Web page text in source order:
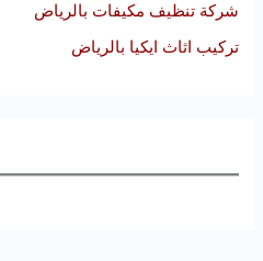
شركة تنظيف مكيفات بالرياض
تركيب اثاث ايكيا بالرياض